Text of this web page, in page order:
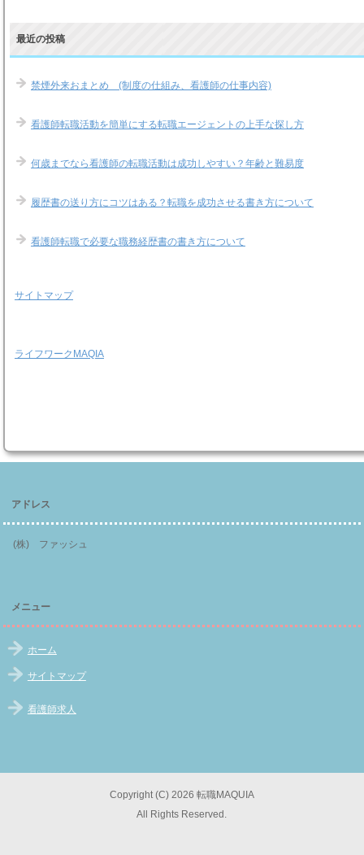
最近の投稿
禁煙外来おまとめ (制度の仕組み、看護師の仕事内容)
看護師転職活動を簡単にする転職エージェントの上手な探し方
何歳までなら看護師の転職活動は成功しやすい？年齢と難易度
履歴書の送り方にコツはある？転職を成功させる書き方について
看護師転職で必要な職務経歴書の書き方について
サイトマップ
ライフワークMAQIA
アドレス
(株) ファッシュ
メニュー
ホーム
サイトマップ
看護師求人
Copyright (C) 2026 転職MAQUIA
All Rights Reserved.